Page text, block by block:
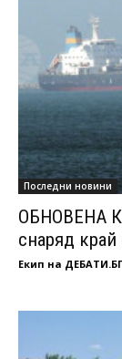
Последни новини
ОБНОВЕНА
снаряд край
Екип на ДЕБАТИ.БГ